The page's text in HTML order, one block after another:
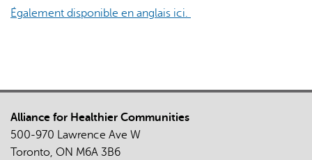
Également disponible en anglais ici.
Alliance for Healthier Communities
500-970 Lawrence Ave W
Toronto, ON M6A 3B6